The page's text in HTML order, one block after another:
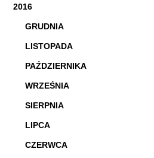
2016
GRUDNIA
LISTOPADA
PAŹDZIERNIKA
WRZEŚNIA
SIERPNIA
LIPCA
CZERWCA